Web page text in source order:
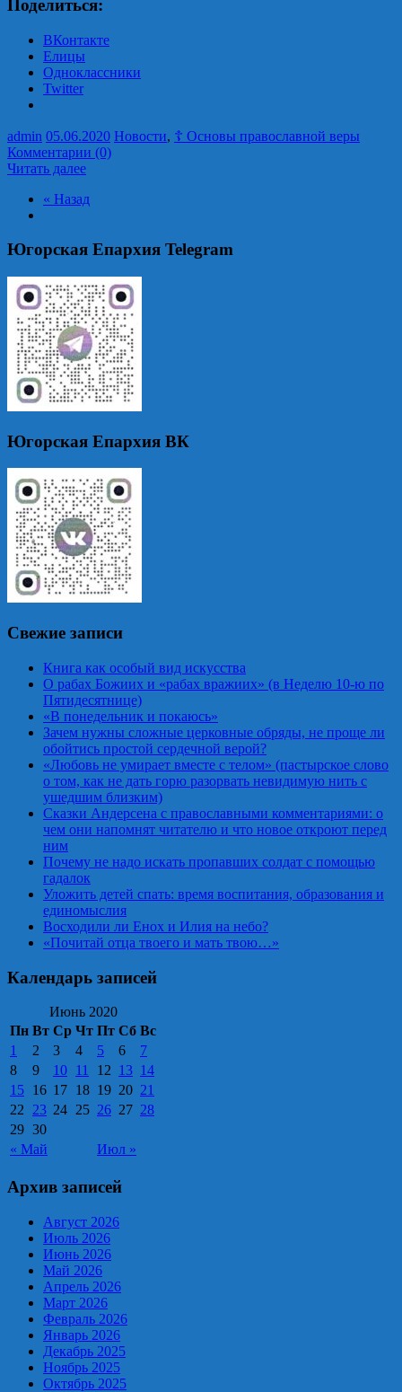
Поделиться:
ВКонтакте
Елицы
Одноклассники
Twitter
admin 05.06.2020 Новости, ☦ Основы православной веры
Комментарии (0)
Читать далее
« Назад
Югорская Епархия Telegram
Югорская Епархия ВК
Свежие записи
Книга как особый вид искусства
О рабах Божиих и «рабах вражиих» (в Неделю 10-ю по
Пятидесятнице)
«В понедельник и покаюсь»
Зачем нужны сложные церковные обряды, не проще ли
обойтись простой сердечной верой?
«Любовь не умирает вместе с телом» (пастырское слово
о том, как не дать горю разорвать невидимую нить с
ушедшим близким)
Сказки Андерсена с православными комментариями: о
чем они напомнят читателю и что новое откроют перед
ним
Почему не надо искать пропавших солдат с помощью
гадалок
Уложить детей спать: время воспитания, образования и
единомыслия
Восходили ли Енох и Илия на небо?
«Почитай отца твоего и мать твою…»
Календарь записей
Июнь 2020
Пн Вт Ср Чт Пт Сб Вс
« Май Июл »
1 2 3 4 5 6
7
8
9 10 11 12 13 14
15 16 17 18 19 20 21
22
23 24 25 26 27 28
29 30
Архив записей
Август 2026
Июль 2026
Июнь 2026
Май 2026
Апрель 2026
Март 2026
Февраль 2026
Январь 2026
Декабрь 2025
Ноябрь 2025
Октябрь 2025